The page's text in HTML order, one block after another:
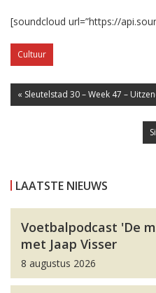
[soundcloud url=”https://
Cultuur
« Sleutelstad 30 – Week 47 –
LAATSTE NIEUWS
Voetbalpodcast 'De
met Jaap Visser
8 augustus 2026